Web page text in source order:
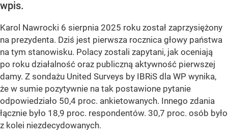
wpis.
Karol Nawrocki 6 sierpnia 2025 roku został zaprzysiężony
na prezydenta. Dziś jest pierwsza rocznica głowy państwa
na tym stanowisku. Polacy zostali zapytani, jak oceniają
po roku działalność oraz publiczną aktywność pierwszej
damy. Z sondażu United Surveys by IBRiS dla WP wynika,
że w sumie pozytywnie na tak postawione pytanie
odpowiedziało 50,4 proc. ankietowanych. Innego zdania
łącznie było 18,9 proc. respondentów. 30,7 proc. osób było
z kolei niezdecydowanych.